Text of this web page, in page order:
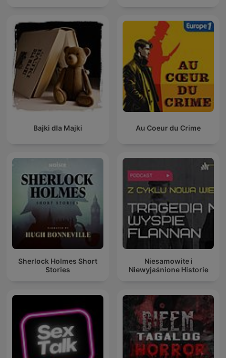
Bajki dla Majki Au Coeur du Crime
Sherlock Holmes Short
Stories
Niesamowite i
Niewyjaśnione Historie